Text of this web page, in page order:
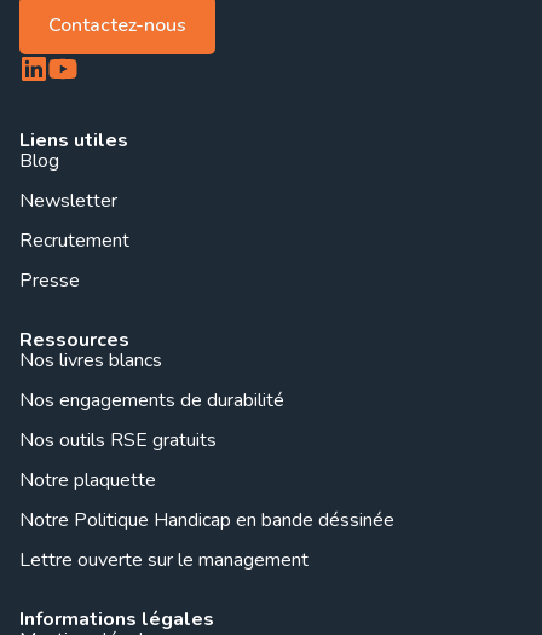
Contactez-nous
Liens utiles
Blog
Newsletter
Recrutement
Presse
Ressources
Nos livres blancs
Nos engagements de durabilité
Nos outils RSE gratuits
Notre plaquette
Notre Politique Handicap en bande déssinée
Lettre ouverte sur le management
Informations légales